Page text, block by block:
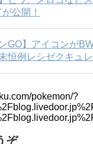
公開！
GO】アイコンが
恒例レシゼクキュ
pokemon/?
ぞ